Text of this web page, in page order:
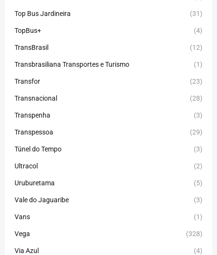
Top Bus Jardineira (31)
TopBus+ (4)
TransBrasil (12)
Transbrasiliana Transportes e Turismo (1)
Transfor (23)
Transnacional (28)
Transpenha (3)
Transpessoa (29)
Túnel do Tempo (3)
Ultracol (2)
Uruburetama (5)
Vale do Jaguaribe (3)
Vans (1)
Vega (328)
Via Azul (4)